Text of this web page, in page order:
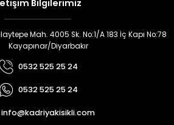
Bilgilerimiz
Mah. 4005 Sk. No:1/A 183 İç Kapı No:78
Kayapınar/Diyarbakır
0532 525 25 24
0532 525 25 24
info@kadriyakisikli.com